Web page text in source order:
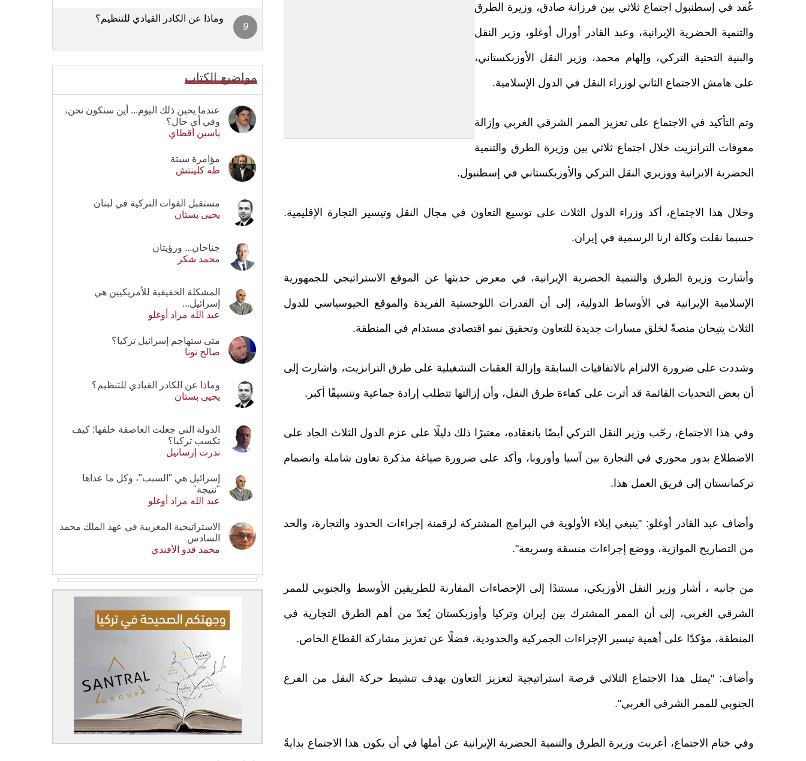
عُقد في إسطنبول اجتماع ثلاثي بين فرزانة صادق، وزيرة الطرق
والتنمية الحضرية الإيرانية، وعبد القادر أورال أوغلو، وزير النقل
والبنية التحتية التركي، وإلهام محمد، وزير النقل الأوزبكستاني،
على هامش الاجتماع الثاني لوزراء النقل في الدول الإسلامية.
وتم التأكيد في الاجتماع على تعزيز الممر الشرقي الغربي وإزالة
معوقات الترانزيت خلال اجتماع ثلاثي بين وزيرة الطرق والتنمية
الحضرية الايرانية ووزيري النقل التركي والأوزبكستاني في إسطنبول.
وخلال هذا الاجتماع، أكد وزراء الدول الثلاث على توسيع التعاون في مجال النقل وتيسير التجارة الإقليمية.
حسبما نقلت وكالة ارنا الرسمية في إيران.
وأشارت وزيرة الطرق والتنمية الحضرية الإيرانية، في معرض حديثها عن الموقع الاستراتيجي للجمهورية
الإسلامية الإيرانية في الأوساط الدولية، إلى أن القدرات اللوجستية الفريدة والموقع الجيوسياسي للدول
الثلاث يتيحان منصةً لخلق مسارات جديدة للتعاون وتحقيق نمو اقتصادي مستدام في المنطقة.
وشددت على ضرورة الالتزام بالاتفاقيات السابقة وإزالة العقبات التشغيلية على طرق الترانزيت، واشارت إلى
أن بعض التحديات القائمة قد أثرت على كفاءة طرق النقل، وأن إزالتها تتطلب إرادة جماعية وتنسيقًا أكبر.
وفي هذا الاجتماع، رحّب وزير النقل التركي أيضًا بانعقاده، معتبرًا ذلك دليلًا على عزم الدول الثلاث الجاد على
الاضطلاع بدور محوري في التجارة بين آسيا وأوروبا، وأكد على ضرورة صياغة مذكرة تعاون شاملة وانضمام
تركمانستان إلى فريق العمل هذا.
وأضاف عبد القادر أوغلو: "ينبغي إيلاء الأولوية في البرامج المشتركة لرقمنة إجراءات الحدود والتجارة، والحد
من التصاريح الموازية، ووضع إجراءات منسقة وسريعة".
من جانبه ، أشار وزير النقل الأوزبكي، مستندًا إلى الإحصاءات المقارنة للطريقين الأوسط والجنوبي للممر
الشرقي الغربي، إلى أن الممر المشترك بين إيران وتركيا وأوزبكستان يُعدّ من أهم الطرق التجارية في
المنطقة، مؤكدًا على أهمية تيسير الإجراءات الجمركية والحدودية، فضلًا عن تعزيز مشاركة القطاع الخاص.
وأضاف: "يمثل هذا الاجتماع الثلاثي فرصة استراتيجية لتعزيز التعاون بهدف تنشيط حركة النقل من الفرع
الجنوبي للممر الشرقي الغربي".
وفي ختام الاجتماع، أعربت وزيرة الطرق والتنمية الحضرية الإيرانية عن أملها في أن يكون هذا الاجتماع بدايةً
وماذا عن الكادر القيادي للتنظيم؟
مواضيع الكتاب
عندما يحين ذلك اليوم... أين سنكون نحن،
وفي أي حال؟
ياسين أقطاي
مؤامرة سبتة
طه كلينتش
مستقبل القوات التركية في لبنان
يحيى بستان
جناحان... ورؤيتان
محمد شكر
المشكلة الحقيقية للأمريكيين هي
إسرائيل...
عبد الله مراد أوغلو
متى ستهاجم إسرائيل تركيا؟
صالح تونا
وماذا عن الكادر القيادي للتنظيم؟
يحيى بستان
الدولة التي جعلت العاصفة خلفها: كيف
تكسب تركيا؟
ندرت إرسانيل
إسرائيل هي "السبب"، وكل ما عداها
"نتيجة"
عبد الله مراد أوغلو
الاستراتيجية المغربية في عهد الملك محمد
السادس
محمد قدو الأفندي